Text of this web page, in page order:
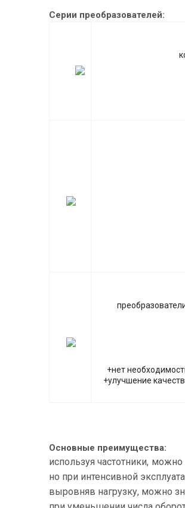
Серии преобразователей:
+нет
+улучшение
Основные преимущества:
используя частотники,
но при интенсивной
выровняв нагрузку, можно